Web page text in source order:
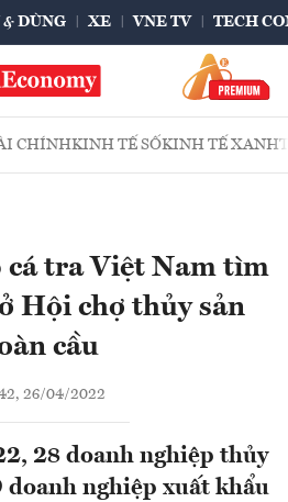
DÙNG XE VNE TV TECH
CHÍNHKINH TẾ SỐKINH TẾ XANH
cá tra Việt Nam tìm
Hội chợ thủy sản
cầu
26/04/2022
28 doanh nghiệp thủy
doanh nghiệp xuất khẩu